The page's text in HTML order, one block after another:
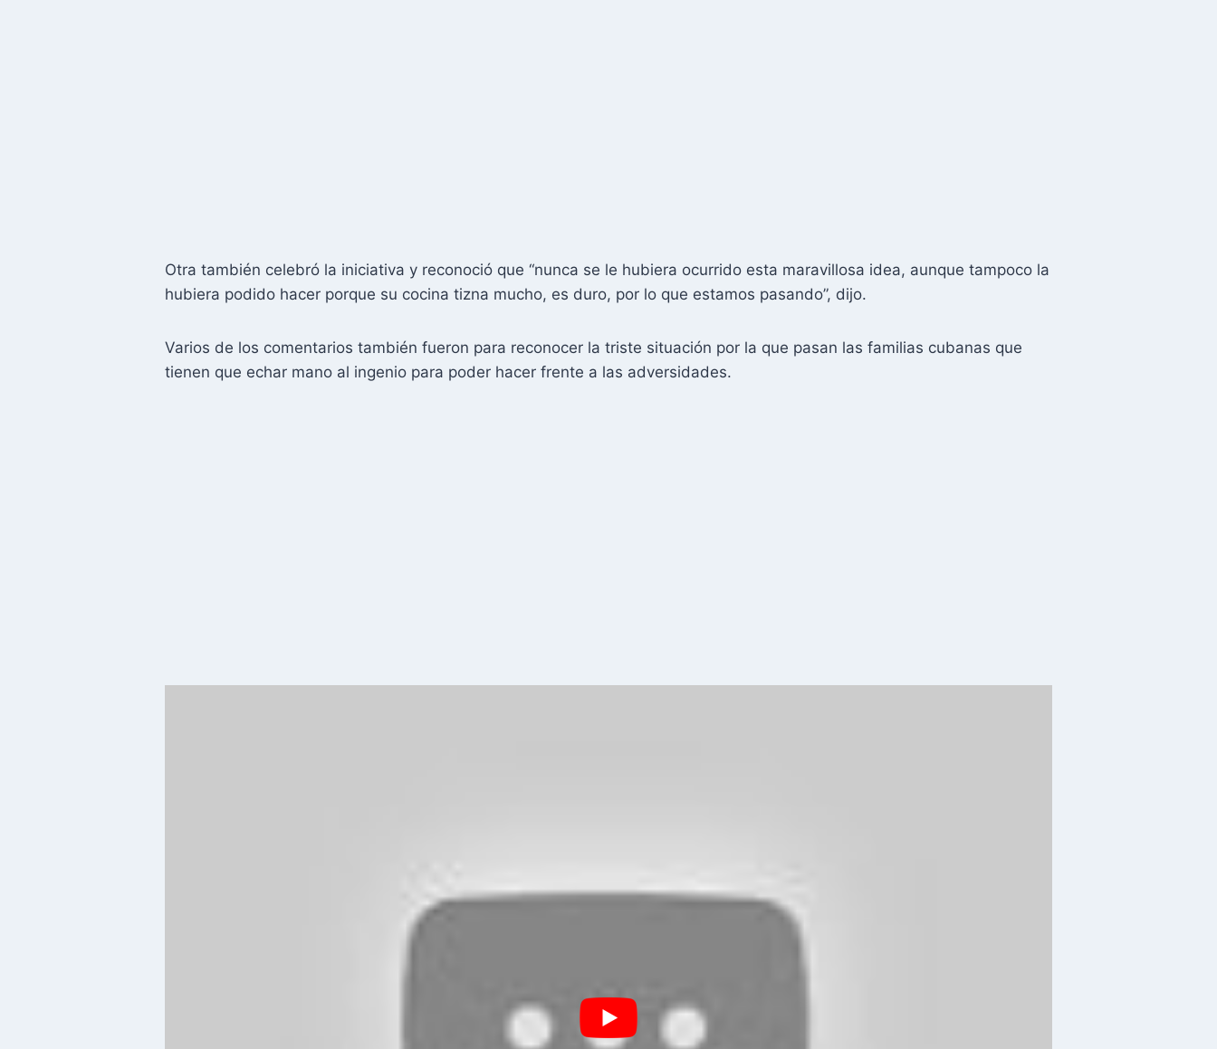
Otra también celebró la iniciativa y reconoció que “nunca se le hubiera ocurrido esta maravillosa idea, aunque tampoco la
hubiera podido hacer porque su cocina tizna mucho, es duro, por lo que estamos pasando”, dijo.
Varios de los comentarios también fueron para reconocer la triste situación por la que pasan las familias cubanas que
tienen que echar mano al ingenio para poder hacer frente a las adversidades.